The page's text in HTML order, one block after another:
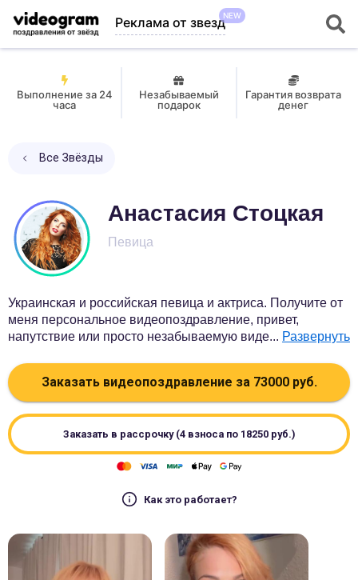
Реклама от звездNEW
Выполнение за 24
часа
Незабываемый
подарок
Гарантия возврата
денег
Все Звёзды
Анастасия Стоцкая
Певица
Украинская и российская певица и актриса. Получите от
меня персональное видеопоздравление, привет,
напутствие или просто незабываемую виде... Развернуть
Заказать видеопоздравление за 73000руб.
Заказать в рассрочку (4 взноса по 18250руб.)
Как это работает?